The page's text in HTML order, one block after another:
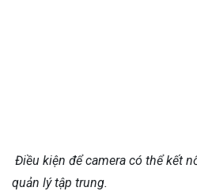
Điều kiện để camera có thể kết
quản lý tập trung.